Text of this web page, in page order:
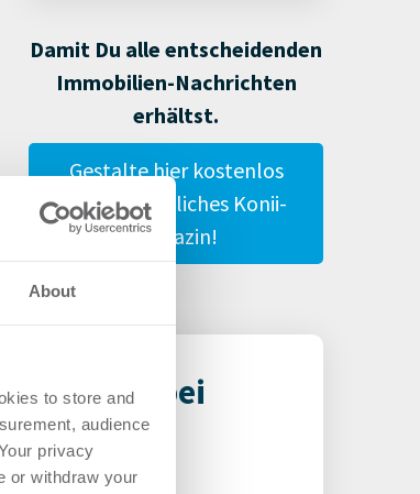
About
to store and
audience
privacy
or withdraw your
Damit Du alle entscheidenden
Immobilien-Nachrichten
erhältst.
Gestalte hier kostenlos
Dein persönliches Konii-
Magazin!
Hürth bei